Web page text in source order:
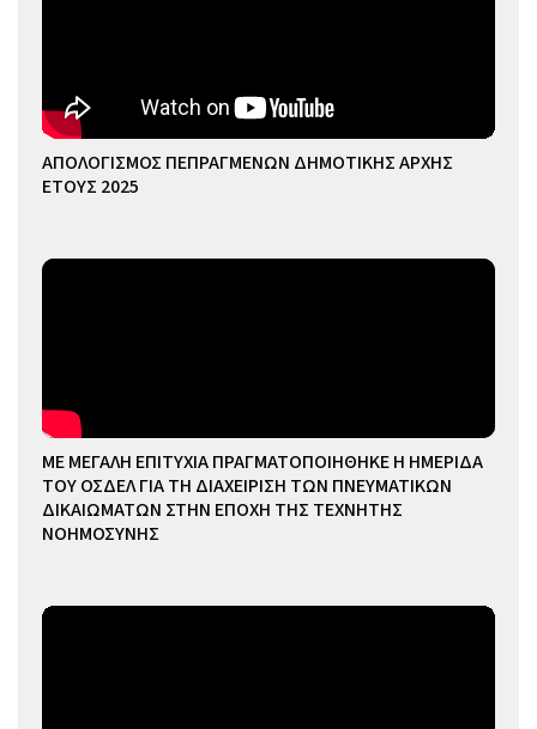
ΑΠΟΛΟΓΙΣΜΟΣ ΠΕΠΡΑΓΜΕΝΩΝ ΔΗΜΟΤΙΚΗΣ ΑΡΧΗΣ
ΕΤΟΥΣ 2025
ΜΕ ΜΕΓΑΛΗ ΕΠΙΤΥΧΙΑ ΠΡΑΓΜΑΤΟΠΟΙΗΘΗΚΕ Η ΗΜΕΡΙΔΑ
ΤΟΥ ΟΣΔΕΛ ΓΙΑ ΤΗ ΔΙΑΧΕΙΡΙΣΗ ΤΩΝ ΠΝΕΥΜΑΤΙΚΩΝ
ΔΙΚΑΙΩΜΑΤΩΝ ΣΤΗΝ ΕΠΟΧΗ ΤΗΣ ΤΕΧΝΗΤΗΣ
ΝΟΗΜΟΣΥΝΗΣ